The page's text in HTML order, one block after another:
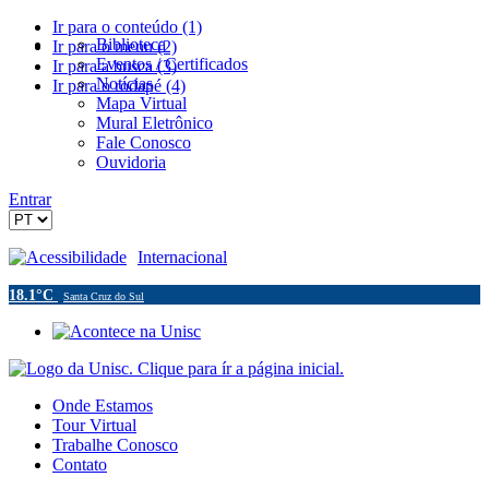
Ir para o conteúdo (1)
Ir para o menu (2)
Ir para a busca (3)
Ir para o rodapé (4)
Biblioteca
Eventos / Certificados
Notícias
Mapa Virtual
Mural Eletrônico
Fale Conosco
Ouvidoria
Entrar
Acessibilidade Internacional
18.1°C Santa Cruz do Sul
Onde Estamos
Tour Virtual
Trabalhe Conosco
Contato